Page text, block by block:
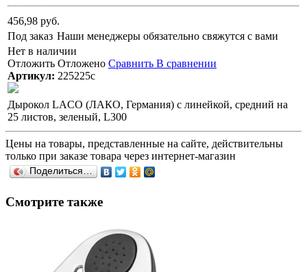
456,98 руб.
Под заказ Наши менеджеры обязательно свяжутся с вами
Нет в наличии
Отложить Отложено Сравнить В сравнении
Артикул: 225225с
Дырокол LACO (ЛАКО, Германия) с линейкой, средний на
25 листов, зеленый, L300
Цены на товары, представленные на сайте, действительны
только при заказе товара через интернет-магазин
Поделиться…
Смотрите также